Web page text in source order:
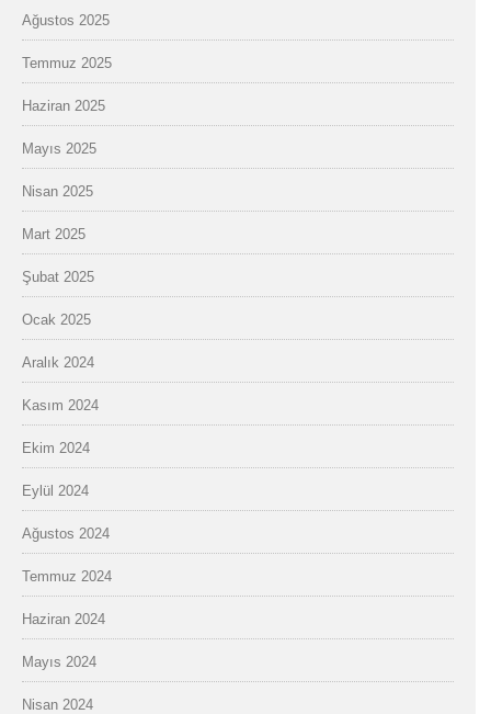
Ağustos 2025
Temmuz 2025
Haziran 2025
Mayıs 2025
Nisan 2025
Mart 2025
Şubat 2025
Ocak 2025
Aralık 2024
Kasım 2024
Ekim 2024
Eylül 2024
Ağustos 2024
Temmuz 2024
Haziran 2024
Mayıs 2024
Nisan 2024